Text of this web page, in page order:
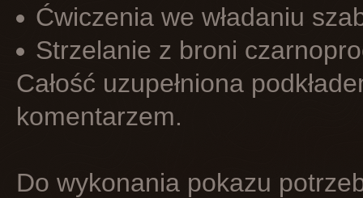
Ćwiczenia we władaniu
Strzelanie z broni
Całość uzupełniona
komentarzem.
Do wykonania pokazu